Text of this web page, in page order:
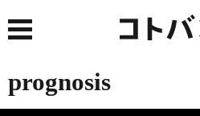
prognosis